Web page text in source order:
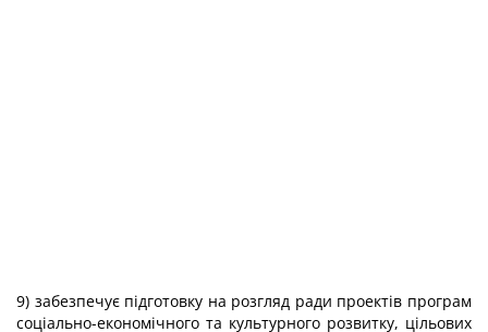
9) забезпечує підготовку на розгляд ради проектів програм
соціально-економічного та культурного розвитку, цільових